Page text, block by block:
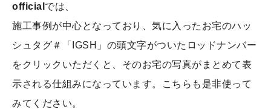
official では、
施工事例が中心となっており、気に入ったお宅のハッ
シュタグ＃「IGSH」の頭文字がついたロッドナンバー
をクリックいただくと、そのお宅の写真がまとめて表
示される仕組みになっています。こちらも是非使って
みてください。